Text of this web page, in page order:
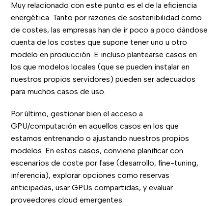
Muy relacionado con este punto es el de la eficiencia
energética. Tanto por razones de sostenibilidad como
de costes, las empresas han de ir poco a poco dándose
cuenta de los costes que supone tener uno u otro
modelo en producción. E incluso plantearse casos en
los que modelos locales (que se pueden instalar en
nuestros propios servidores) pueden ser adecuados
para muchos casos de uso.
Por último, gestionar bien el acceso a
GPU/computación en aquellos casos en los que
estamos entrenando o ajustando nuestros propios
modelos. En estos casos, conviene planificar con
escenarios de coste por fase (desarrollo, fine-tuning,
inferencia), explorar opciones como reservas
anticipadas, usar GPUs compartidas, y evaluar
proveedores cloud emergentes.